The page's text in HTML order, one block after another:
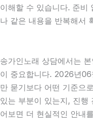
이해할 수 있습니다. 준비
나 같은 내용을 반복해서
송가인노래 상담에서는
이 중요합니다. 2026년
만 묻기보다 어떤 기준으
있는 부분이 있는지, 진행
어보면 더 현실적인 안내